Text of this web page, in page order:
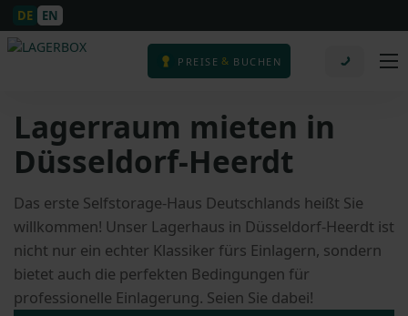
DE EN
PREISE & BUCHEN
Lagerraum mieten in
Düsseldorf-Heerdt
Das erste Selfstorage-Haus Deutschlands heißt Sie
willkommen! Unser Lagerhaus in Düsseldorf-Heerdt ist
nicht nur ein echter Klassiker fürs Einlagern, sondern
bietet auch die perfekten Bedingungen für
professionelle Einlagerung. Seien Sie dabei!